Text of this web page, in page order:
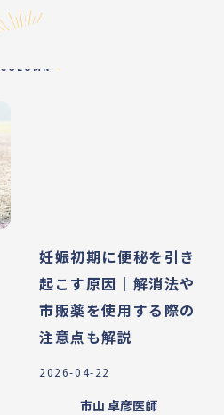
COLUMN
妊娠初期に便秘を引き
起こす原因｜解消法や
市販薬を使用する際の
注意点も解説
2026-04-22
市山 卓彦医師